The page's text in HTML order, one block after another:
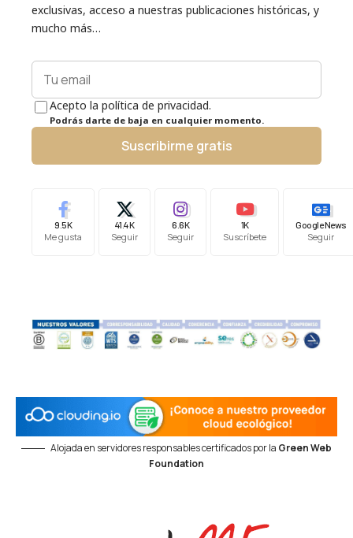
exclusivas, acceso a nuestras publicaciones históricas, y
mucho más…
Acepto la política de privacidad.
Podrás darte de baja en cualquier momento.
Suscribirme gratis
9.5K
Me gusta
41.4K
Seguir
6.6K
Seguir
1K
Suscríbete
Google News
Seguir
Alojada en servidores responsables certificados por la Green Web
Foundation